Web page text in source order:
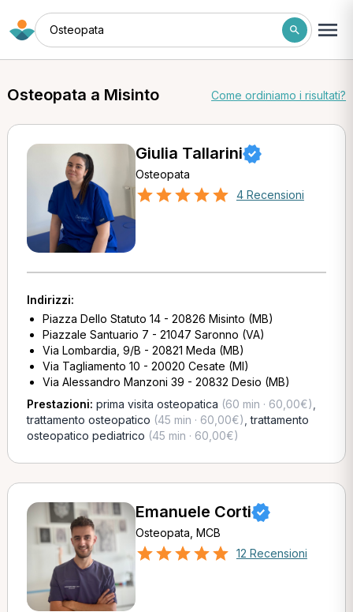
Osteopata
Osteopata a Misinto Come ordiniamo i risultati?
Giulia Tallarini
Osteopata
4 Recensioni
Indirizzi:
Piazza Dello Statuto 14 - 20826 Misinto (MB)
Piazzale Santuario 7 - 21047 Saronno (VA)
Via Lombardia, 9/B - 20821 Meda (MB)
Via Tagliamento 10 - 20020 Cesate (MI)
Via Alessandro Manzoni 39 - 20832 Desio (MB)
Prestazioni: prima visita osteopatica (60 min · 60,00€)
trattamento osteopatico (45 min · 60,00€) ,trattamento
osteopatico pediatrico (45 min · 60,00€)
Emanuele Corti
Osteopata, MCB
12 Recensioni